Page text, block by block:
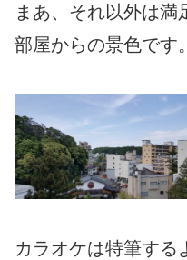
まあ、それ以外は満
部屋からの景色です。
カラオケは特筆する